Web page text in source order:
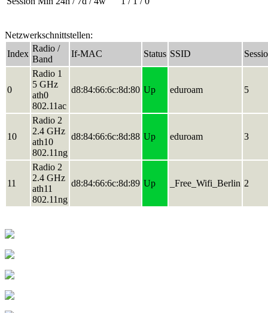
Netzwerkschnittstellen:
Index
Radio /
Band
If-MAC Status SSID
0
Radio 1
5 GHz
ath0
802.11ac
d8:84:66:6c:8d:80 Up eduroam 5
10
Radio 2
2.4 GHz
ath10
802.11ng
d8:84:66:6c:8d:88 Up eduroam 3
11
Radio 2
2.4 GHz
ath11
802.11ng
d8:84:66:6c:8d:89 Up _Free_Wifi_Berlin 2